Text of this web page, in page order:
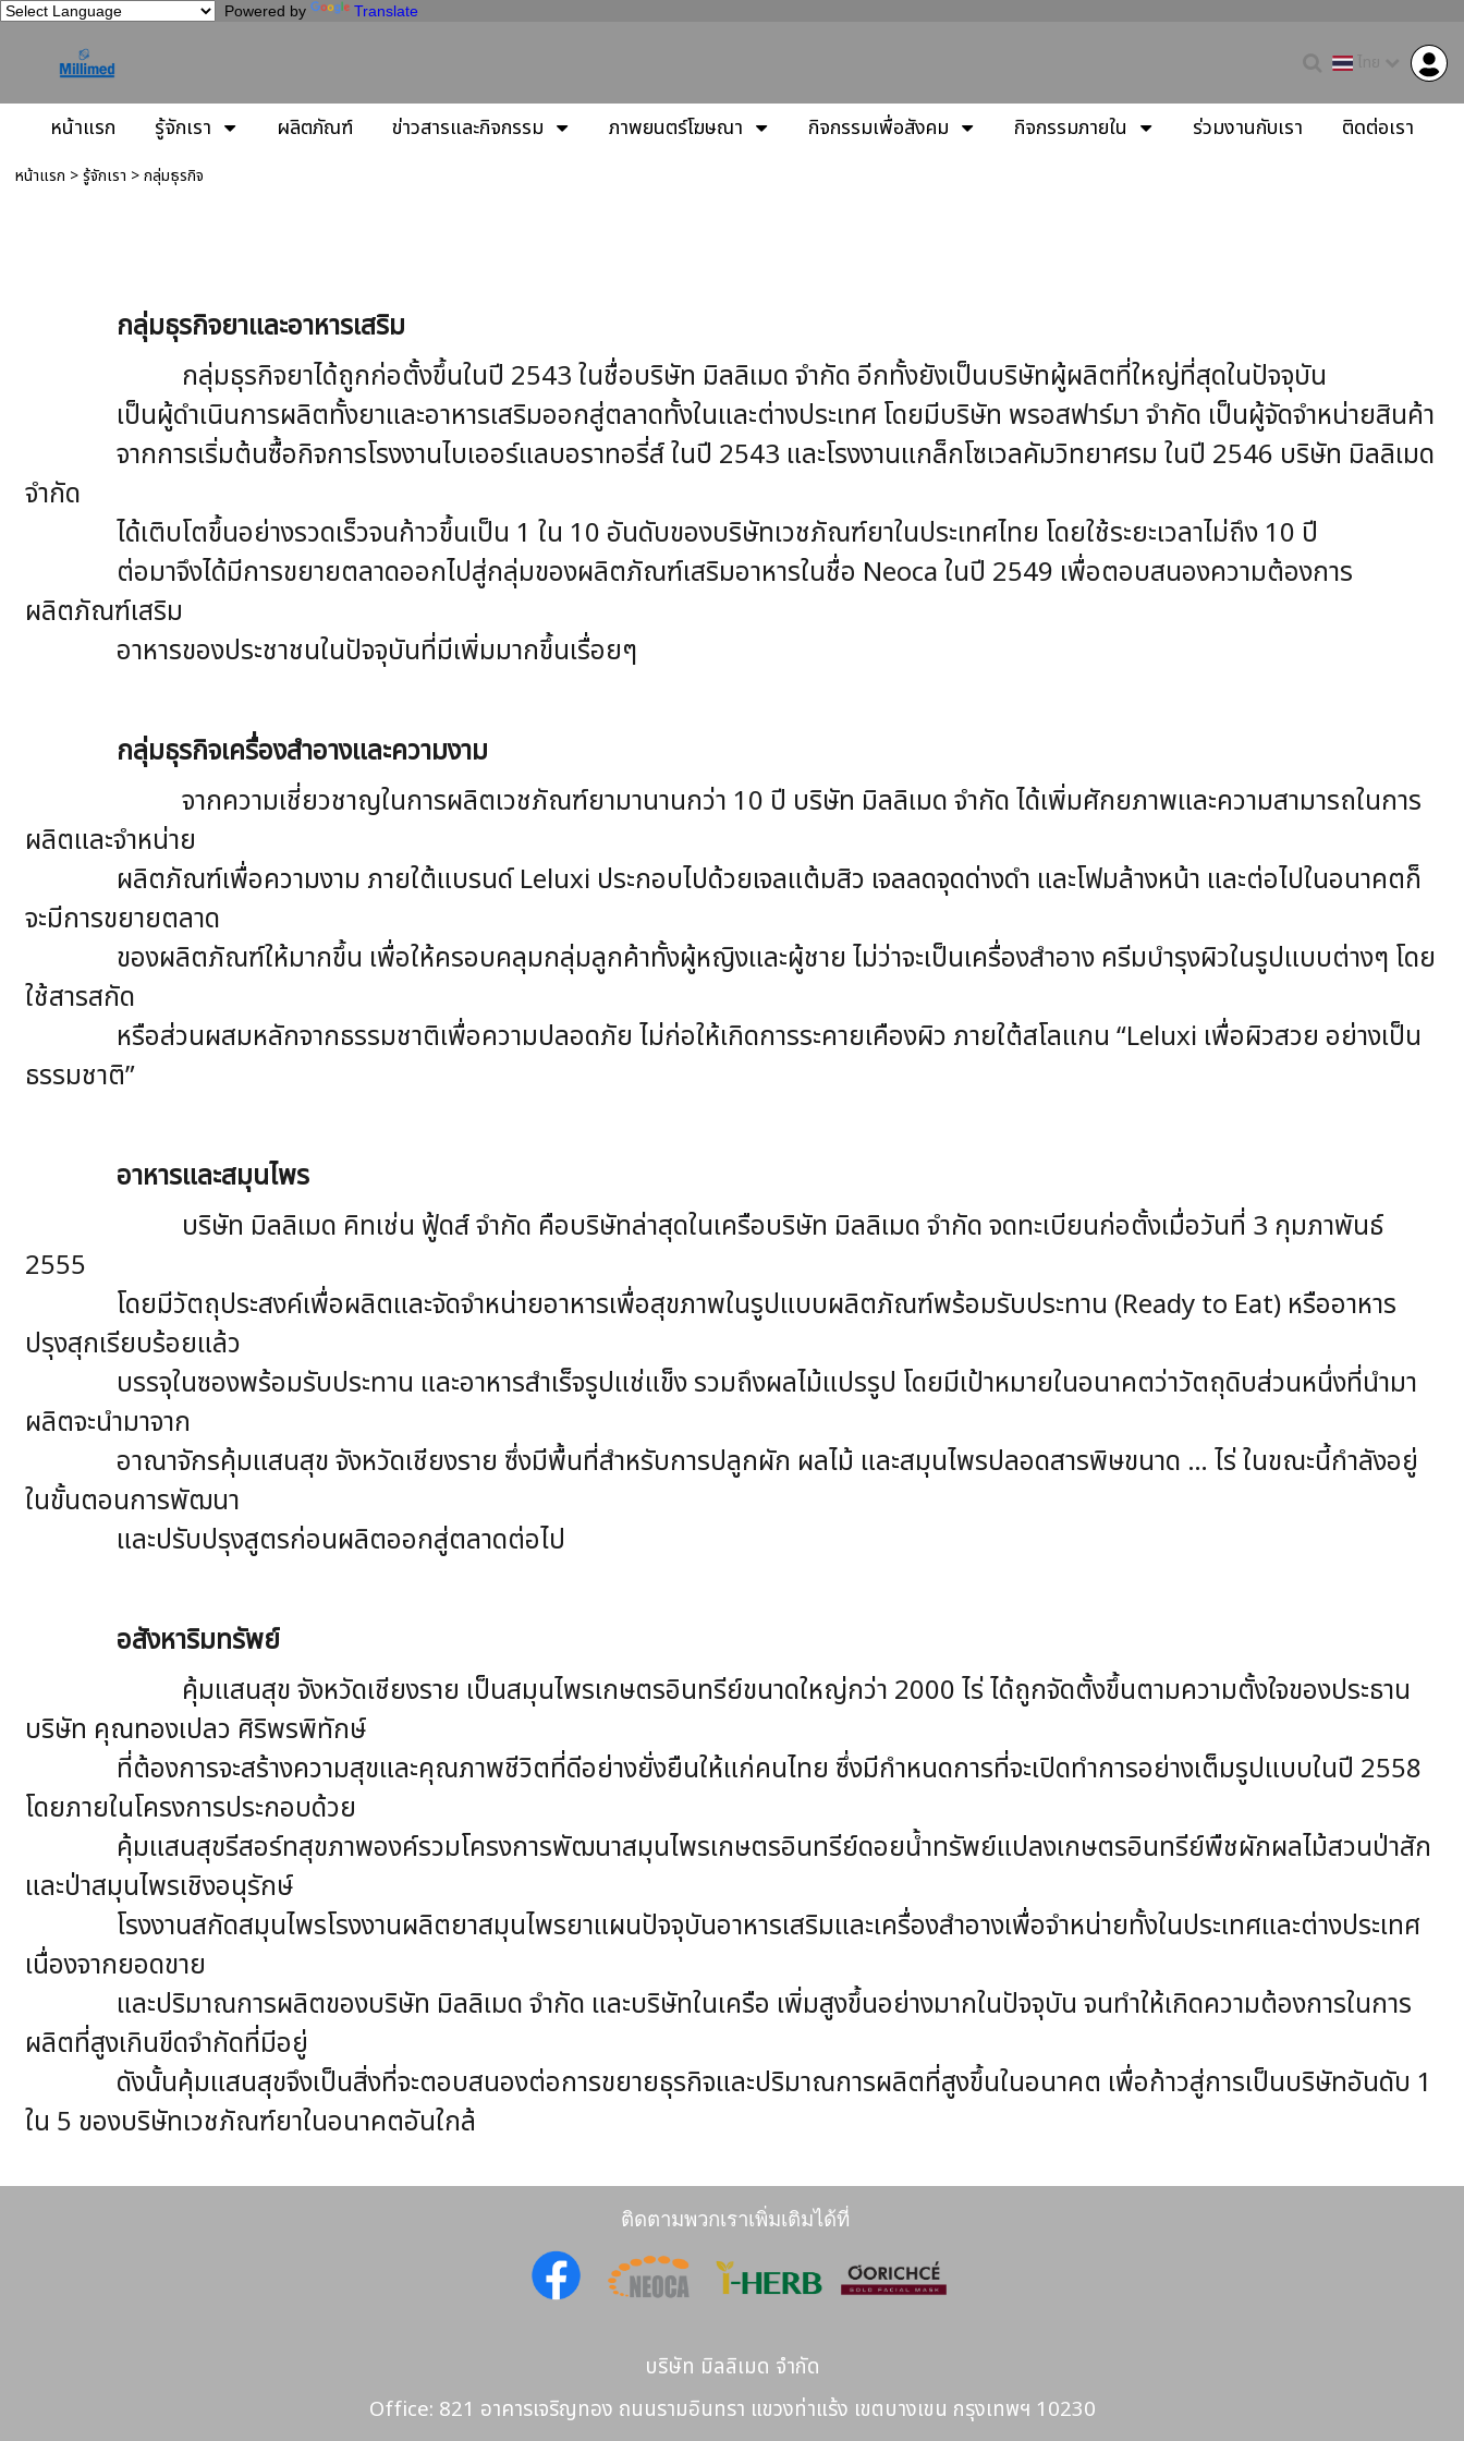
Powered by Translate
หน้าแรก รู้จักเรา ผลิตภัณฑ์ ข่าวสารและกิจกรรม ภาพยนตร์โฆษณา กิจกรรมเพื่อสังคม กิจกรรมภายใน ร่วมงานกับเรา ติดต่อเรา
หน้าแรก > รู้จักเรา >กลุ่มธุรกิจ
กลุ่มธุรกิจยาและอาหารเสริม
กลุ่มธุรกิจยาได้ถูกก่อตั้งขึ้นในปี 2543 ในชื่อบริษัท มิลลิเมด จำกัด อีกทั้งยังเป็นบริษัทผู้ผลิตที่ใหญ่ที่สุดในปัจจุบัน
เป็นผู้ดำเนินการผลิตทั้งยาและอาหารเสริมออกสู่ตลาดทั้งในและต่างประเทศ โดยมีบริษัท พรอสฟาร์มา จำกัด เป็นผู้จัดจำหน่ายสินค้า
จากการเริ่มต้นซื้อกิจการโรงงานไบเออร์แลบอราทอรี่ส์ ในปี 2543 และโรงงานแกล็กโซเวลคัมวิทยาศรม ในปี 2546 บริษัท มิลลิเมด
จำกัด
ได้เติบโตขึ้นอย่างรวดเร็วจนก้าวขึ้นเป็น 1 ใน 10 อันดับของบริษัทเวชภัณฑ์ยาในประเทศไทย โดยใช้ระยะเวลาไม่ถึง 10 ปี
ต่อมาจึงได้มีการขยายตลาดออกไปสู่กลุ่มของผลิตภัณฑ์เสริมอาหารในชื่อ Neoca ในปี 2549 เพื่อตอบสนองความต้องการ
ผลิตภัณฑ์เสริม
อาหารของประชาชนในปัจจุบันที่มีเพิ่มมากขึ้นเรื่อยๆ
กลุ่มธุรกิจเครื่องสำอางและความงาม
จากความเชี่ยวชาญในการผลิตเวชภัณฑ์ยามานานกว่า 10 ปี บริษัท มิลลิเมด จำกัด ได้เพิ่มศักยภาพและความสามารถในการ
ผลิตและจำหน่าย
ผลิตภัณฑ์เพื่อความงาม ภายใต้แบรนด์ Leluxi ประกอบไปด้วยเจลแต้มสิว เจลลดจุดด่างดำ และโฟมล้างหน้า และต่อไปในอนาคตก็
จะมีการขยายตลาด
ของผลิตภัณฑ์ให้มากขึ้น เพื่อให้ครอบคลุมกลุ่มลูกค้าทั้งผู้หญิงและผู้ชาย ไม่ว่าจะเป็นเครื่องสำอาง ครีมบำรุงผิวในรูปแบบต่างๆ โดย
ใช้สารสกัด
หรือส่วนผสมหลักจากธรรมชาติเพื่อความปลอดภัย ไม่ก่อให้เกิดการระคายเคืองผิว ภายใต้สโลแกน “Leluxi เพื่อผิวสวย อย่างเป็น
ธรรมชาติ”
อาหารและสมุนไพร
บริษัท มิลลิเมด คิทเช่น ฟู้ดส์ จำกัด คือบริษัทล่าสุดในเครือบริษัท มิลลิเมด จำกัด จดทะเบียนก่อตั้งเมื่อวันที่ 3 กุมภาพันธ์
2555
โดยมีวัตถุประสงค์เพื่อผลิตและจัดจำหน่ายอาหารเพื่อสุขภาพในรูปแบบผลิตภัณฑ์พร้อมรับประทาน (Ready to Eat) หรืออาหาร
ปรุงสุกเรียบร้อยแล้ว
บรรจุในซองพร้อมรับประทาน และอาหารสำเร็จรูปแช่แข็ง รวมถึงผลไม้แปรรูป โดยมีเป้าหมายในอนาคตว่าวัตถุดิบส่วนหนึ่งที่นำมา
ผลิตจะนำมาจาก
อาณาจักรคุ้มแสนสุข จังหวัดเชียงราย ซึ่งมีพื้นที่สำหรับการปลูกผัก ผลไม้ และสมุนไพรปลอดสารพิษขนาด … ไร่ ในขณะนี้กำลังอยู่
ในขั้นตอนการพัฒนา
และปรับปรุงสูตรก่อนผลิตออกสู่ตลาดต่อไป
อสังหาริมทรัพย์
คุ้มแสนสุข จังหวัดเชียงราย เป็นสมุนไพรเกษตรอินทรีย์ขนาดใหญ่กว่า 2000 ไร่ ได้ถูกจัดตั้งขึ้นตามความตั้งใจของประธาน
บริษัท คุณทองเปลว ศิริพรพิทักษ์
ที่ต้องการจะสร้างความสุขและคุณภาพชีวิตที่ดีอย่างยั่งยืนให้แก่คนไทย ซึ่งมีกำหนดการที่จะเปิดทำการอย่างเต็มรูปแบบในปี 2558
โดยภายในโครงการประกอบด้วย
คุ้มแสนสุขรีสอร์ทสุขภาพองค์รวมโครงการพัฒนาสมุนไพรเกษตรอินทรีย์ดอยน้ำทรัพย์แปลงเกษตรอินทรีย์พืชผักผลไม้สวนป่าสัก
และป่าสมุนไพรเชิงอนุรักษ์
โรงงานสกัดสมุนไพรโรงงานผลิตยาสมุนไพรยาแผนปัจจุบันอาหารเสริมและเครื่องสำอางเพื่อจำหน่ายทั้งในประเทศและต่างประเทศ
เนื่องจากยอดขาย
และปริมาณการผลิตของบริษัท มิลลิเมด จำกัด และบริษัทในเครือ เพิ่มสูงขึ้นอย่างมากในปัจจุบัน จนทำให้เกิดความต้องการในการ
ผลิตที่สูงเกินขีดจำกัดที่มีอยู่
ดังนั้นคุ้มแสนสุขจึงเป็นสิ่งที่จะตอบสนองต่อการขยายธุรกิจและปริมาณการผลิตที่สูงขึ้นในอนาคต เพื่อก้าวสู่การเป็นบริษัทอันดับ 1
ใน 5 ของบริษัทเวชภัณฑ์ยาในอนาคตอันใกล้
ติดตามพวกเราเพิ่มเติมได้ที่
บริษัท มิลลิเมด จำกัด
Office: 821 อาคารเจริญทอง ถนนรามอินทรา แขวงท่าแร้ง เขตบางเขน กรุงเทพฯ 10230